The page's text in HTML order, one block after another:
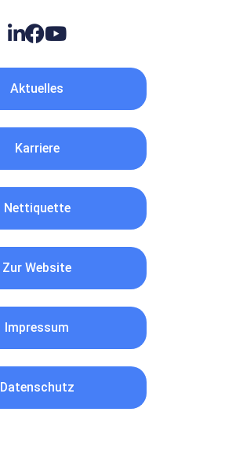
Aktuelles
Karriere
Nettiquette
Zur Website
Impressum
Datenschutz